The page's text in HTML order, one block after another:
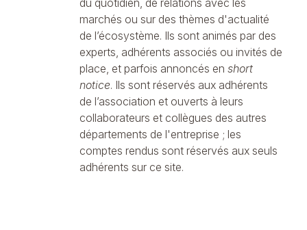
du quotidien, de relations avec les
marchés ou sur des thèmes d'actualité
de l’écosystème. Ils sont animés par des
experts, adhérents associés ou invités de
place, et parfois annoncés en short
notice. Ils sont réservés aux adhérents
de l’association et ouverts à leurs
collaborateurs et collègues des autres
départements de l'entreprise ; les
comptes rendus sont réservés aux seuls
adhérents sur ce site.